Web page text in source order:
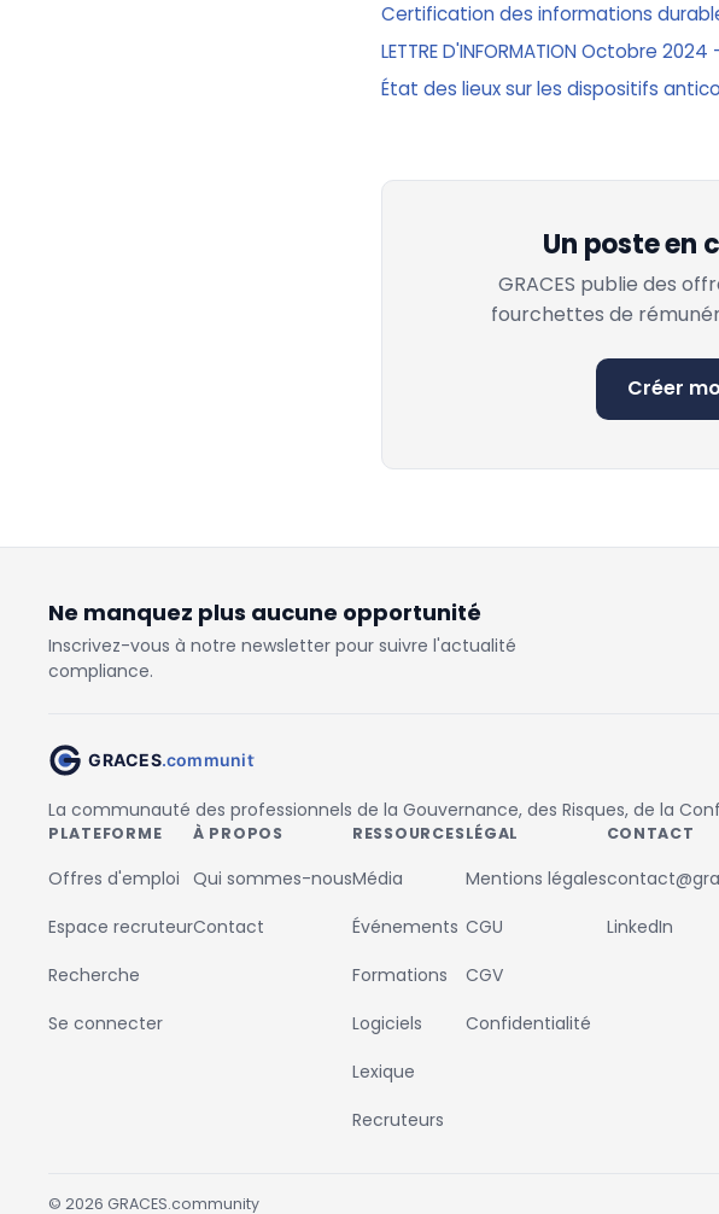
Certification des informations
LETTRE D'INFORMATION Octobre 2024
État des lieux sur les dispositifs
Un poste en
GRACES publie des
fourchettes de
Créer
Ne manquez plus aucune opportunité
Inscrivez-vous à notre newsletter pour suivre l'actualité
compliance.
La communauté des professionnels de la Gouvernance, des Risques, de la
PLATEFORME
Offres d'emploi
Espace recruteur
Recherche
Se connecter
À PROPOS
Qui sommes-nous
Contact
RESSOURCES
Média
Événements
Formations
Logiciels
Lexique
Recruteurs
LÉGAL
Mentions légales
CGU
CGV
Confidentialité
CONTACT
LinkedIn
© 2026 GRACES.community